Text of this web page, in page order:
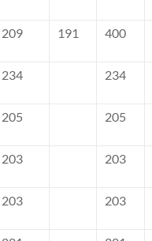
209 191 400
234 234
205 205
203 203
203 203